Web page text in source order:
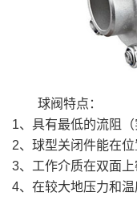
球阀特点：
1、具有最低的流阻（
2、球型关闭件能在位
3、工作介质在双面上
4、在较大地压力和温